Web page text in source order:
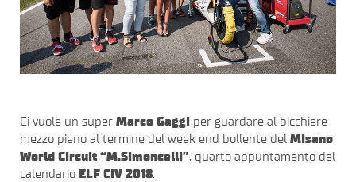
Ci vuole un super Marco Gaggi
per guardare al bicchiere
mezzo pieno al termine del week end bollente del Misano
World Circuit “M.Simoncelli”, quarto appuntamento del
calendario ELF CIV 2018.